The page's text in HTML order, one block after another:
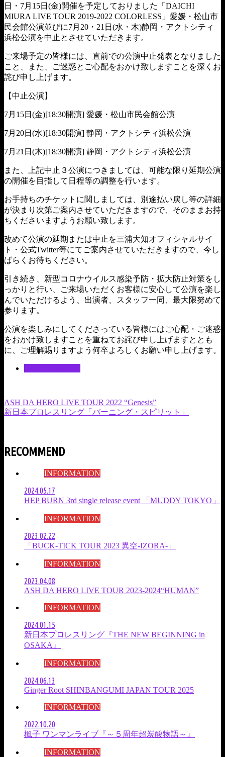
日・7月15日(金)開催を予定しておりました「DAICHI
MIURA LIVE TOUR 2019-2022 COLORLESS」愛媛・松山市
民会館公演並びに7月20・21日(水・木)静岡・アクトシティ
浜松公演を中止とさせていただきます。
ご来場予定の皆様には、直前での公演中止発表となりました
こと、また、ご迷惑とご心配をおかけ致しますことを深くお
詫び申し上げます。
【中止公演】
7月15日(金)[18:30開演] 愛媛・松山市民会館公演
7月20日(水)[18:30開演] 静岡・アクトシティ浜松公演
7月21日(木)[18:30開演] 静岡・アクトシティ浜松公演
また、上記中止３公演につきましては、可能な限り延期公演
の開催を目指して日程等の調整を行います。
お手持ちのチケットに関しましては、別途払い戻し等の詳細
が決まり次第ご案内させていただきますので、そのままお持
ちくださいますようお願い致します。
改めて公演の延期または中止を三浦大知オフィシャルサイ
ト・公式Twitter等にてご案内させていただきますので、今し
ばらくお待ちください。
引き続き、新型コロナウイルス感染予防・拡大防止対策をし
っかりと行い、ご来場いただくお客様に安心して公演を楽し
んでいただけるよう、出演者、スタッフ一同、最大限努めて
参ります。
公演を楽しみにしてくださっている皆様にはご心配・ご迷惑
をおかけ致しますことを重ねてお詫び申し上げますととも
に、ご理解賜りますよう何卒よろしくお願い申し上げます。
ASH DA HERO LIVE TOUR 2022 “Genesis”
新日本プロレスリング「バーニング・スピリット」
RECOMMEND
INFORMATION
2024.05.17
HEP BURN 3rd single release event 「MUDDY TOKYO」
INFORMATION
2023.02.22
「BUCK-TICK TOUR 2023 異空-IZORA-」
INFORMATION
2023.04.08
ASH DA HERO LIVE TOUR 2023-2024“HUMAN”
INFORMATION
2024.01.15
新日本プロレスリング『THE NEW BEGINNING in
OSAKA』
INFORMATION
2024.06.13
Ginger Root SHINBANGUMI JAPAN TOUR 2025
INFORMATION
2022.10.20
楓子 ワンマンライブ『～５周年超炭酸物語～』
INFORMATION